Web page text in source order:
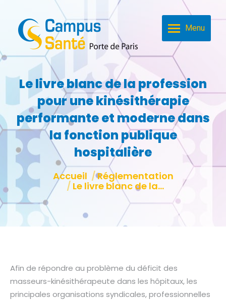
Menu
Le livre blanc de la profession
pour une kinésithérapie
performante et moderne dans
la fonction publique
hospitalière
Vous êtes ici :
Accueil
Réglementation
Le livre blanc de la…
Afin de répondre au problème du déficit des
masseurs-kinésithérapeute dans les hôpitaux, les
principales organisations syndicales, professionnelles